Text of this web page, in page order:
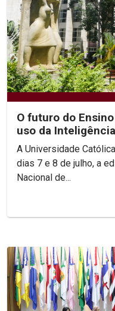
O futuro do
uso da
acadêmico...
A Universidade
dias 7 e 8 de julho, a
Nacional de...